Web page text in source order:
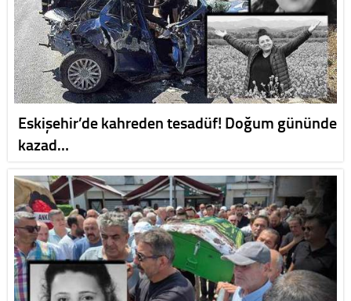
Eskişehir’de kahreden tesadüf! Doğum gününde
kazad…